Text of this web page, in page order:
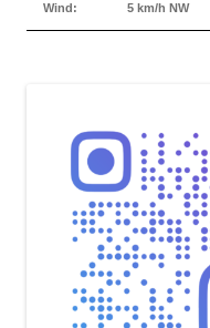
Wind: 5 km/h NW